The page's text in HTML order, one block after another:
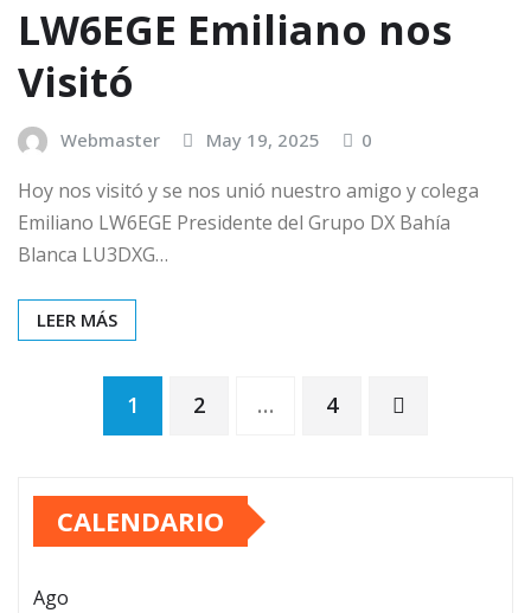
LW6EGE Emiliano nos
Visitó
Webmaster May 19, 2025 0
Hoy nos visitó y se nos unió nuestro amigo y colega
Emiliano LW6EGE Presidente del Grupo DX Bahía
Blanca LU3DXG…
LEER MÁS
Paginación
de
entradas
1 2 … 4
CALENDARIO
Ago